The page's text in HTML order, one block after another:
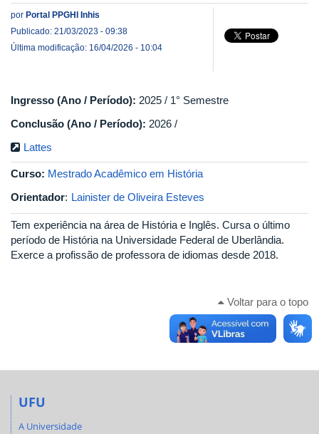
por Portal PPGHI Inhis
Publicado: 21/03/2023 - 09:38
Última modificação: 16/04/2026 - 10:04
Ingresso (Ano / Período): 2025 / 1° Semestre
Conclusão (Ano / Período): 2026 /
Lattes
Curso: Mestrado Acadêmico em História
Orientador: Lainister de Oliveira Esteves
Tem experiência na área de História e Inglês. Cursa o último
período de História na Universidade Federal de Uberlândia.
Exerce a profissão de professora de idiomas desde 2018.
Voltar para o topo
UFU
A Universidade